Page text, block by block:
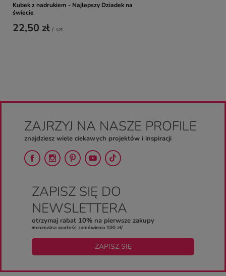
Kubek z nadrukiem - Najlepszy Dziadek na
świecie
22,50 zł / szt.
ZAJRZYJ NA NASZE PROFILE
znajdziesz wiele ciekawych projektów i inspiracji
ZAPISZ SIĘ DO
NEWSLETTERA
otrzymaj rabat 10% na pierwsze zakupy
/minimalna wartość zamówienia 100 zł/
ZAPISZ SIĘ